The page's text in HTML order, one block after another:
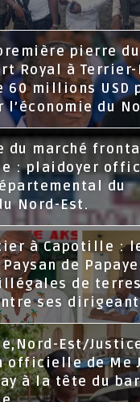
pierre du
Royal à Terrier-
60 millions USD
du
du marché
: plaidoyer
du
Nord-Est.
à Capotille :
de
de
ses
Est/
de Me
à la tête du